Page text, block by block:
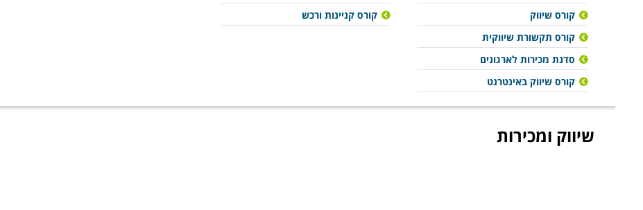
קורס שיווק
קורס תקשורת שיווקית
סדנת מכירות לארגונים
קורס שיווק באינטרנט
קורס קניינות ורכש
שיווק ומכירות